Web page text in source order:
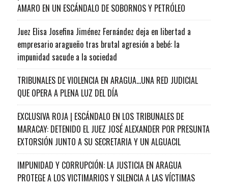
AMARO EN UN ESCÁNDALO DE SOBORNOS Y PETRÓLEO
Juez Elisa Josefina Jiménez Fernández deja en libertad a
empresario aragueño tras brutal agresión a bebé: la
impunidad sacude a la sociedad
TRIBUNALES DE VIOLENCIA EN ARAGUA…UNA RED JUDICIAL
QUE OPERA A PLENA LUZ DEL DÍA
EXCLUSIVA ROJA | ESCÁNDALO EN LOS TRIBUNALES DE
MARACAY: DETENIDO EL JUEZ JOSÉ ALEXANDER POR PRESUNTA
EXTORSIÓN JUNTO A SU SECRETARIA Y UN ALGUACIL
IMPUNIDAD Y CORRUPCIÓN: LA JUSTICIA EN ARAGUA
PROTEGE A LOS VICTIMARIOS Y SILENCIA A LAS VÍCTIMAS